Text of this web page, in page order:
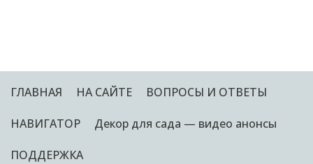
ГЛАВНАЯ НА САЙТЕ ВОПРОСЫ И ОТВЕТЫ
НАВИГАТОР Декор для сада — видео анонсы
ПОДДЕРЖКА